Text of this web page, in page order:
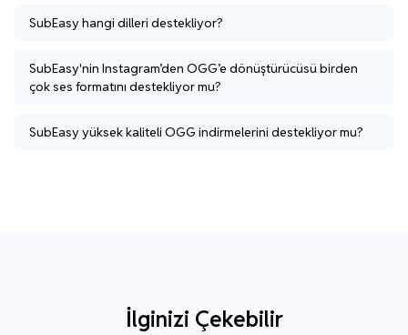
SubEasy hangi dilleri destekliyor?
SubEasy'nin Instagram’den OGG’e dönüştürücüsü birden
çok ses formatını destekliyor mu?
SubEasy yüksek kaliteli OGG indirmelerini destekliyor mu?
İlginizi Çekebilir